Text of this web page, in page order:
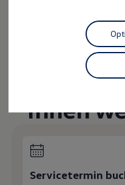
Lifestyle Shop
T-Roc
Golf
ID.
R-Kollektion
#wedriveproud
Inspektion
Wie
Ihnen
Servicetermin